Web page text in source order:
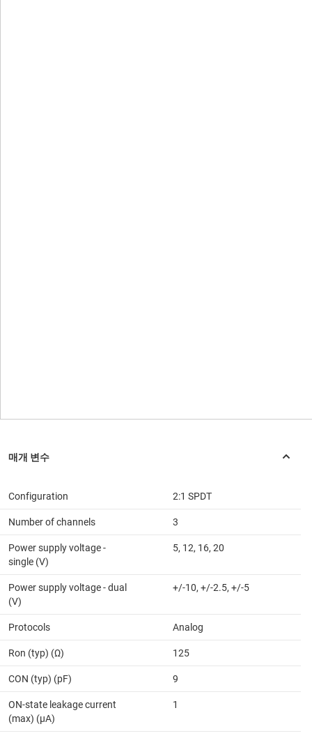
Configuration 2:1 SPDT
Number of channels 3
Power supply voltage -
single (V)
5, 12, 16, 20
Power supply voltage - dual
(V)
+/-10, +/-2.5, +/-5
Protocols Analog
Ron (typ) (Ω) 125
CON (typ) (pF) 9
ON-state leakage current
(max) (µA)
1